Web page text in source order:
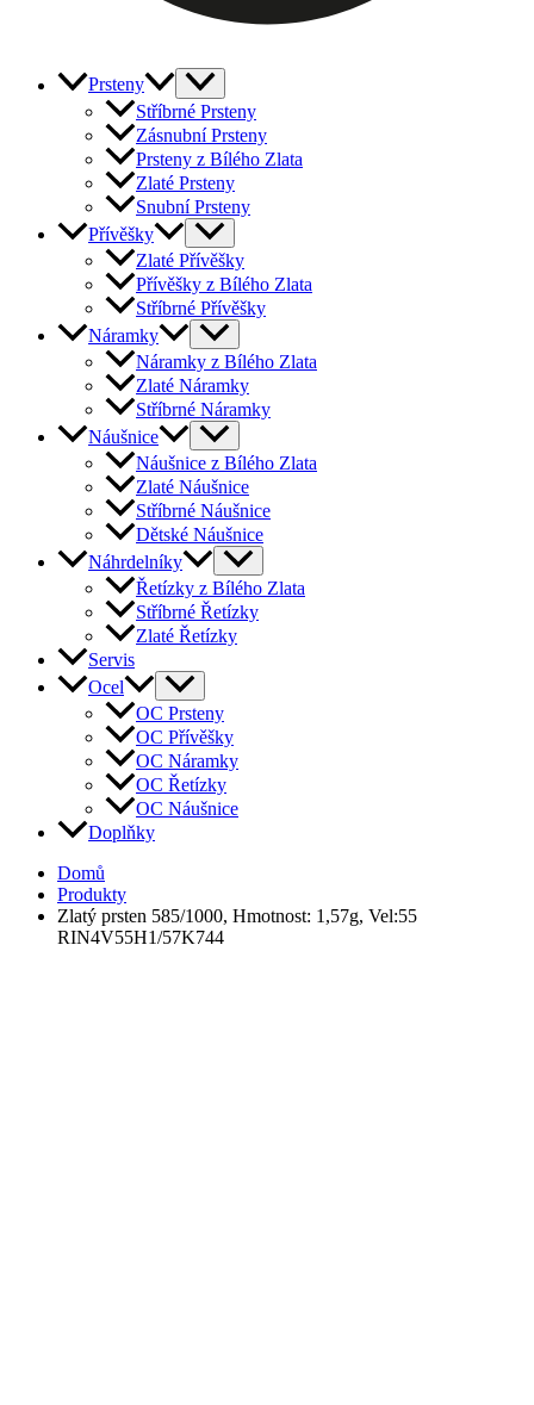
Prsteny
Stříbrné Prsteny
Zásnubní Prsteny
Prsteny z Bílého Zlata
Zlaté Prsteny
Snubní Prsteny
Přívěšky
Zlaté Přívěšky
Přívěšky z Bílého Zlata
Stříbrné Přívěšky
Náramky
Náramky z Bílého Zlata
Zlaté Náramky
Stříbrné Náramky
Náušnice
Náušnice z Bílého Zlata
Zlaté Náušnice
Stříbrné Náušnice
Dětské Náušnice
Náhrdelníky
Řetízky z Bílého Zlata
Stříbrné Řetízky
Zlaté Řetízky
Servis
Ocel
OC Prsteny
OC Přívěšky
OC Náramky
OC Řetízky
OC Náušnice
Doplňky
Domů
Produkty
Zlatý prsten 585/1000, Hmotnost: 1,57g, Vel:55
RIN4V55H1/57K744